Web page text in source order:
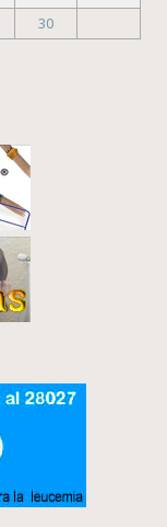
30